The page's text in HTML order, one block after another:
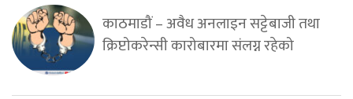
काठमाडौं – अवैध अनलाइन सट्टेबाजी तथा
क्रिप्टोकरेन्सी कारोबारमा संलग्न रहेको